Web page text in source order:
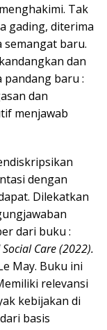
Tak
gading, diterima
baru.
dan
pandang baru :
dan
menjawab
dengan
Dilekatkan
dari buku :
Care (2022).
May. Buku ini
relevansi
kebijakan di
basis